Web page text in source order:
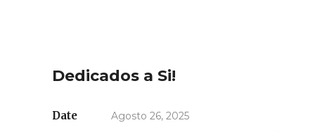
Dedicados a Si!
Date Agosto 26, 2025